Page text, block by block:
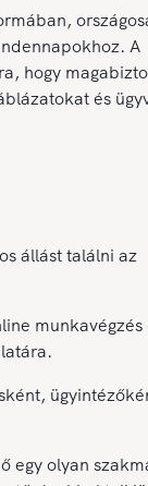
A
hogy
és
állást találni az
munkavégzés
egy olyan